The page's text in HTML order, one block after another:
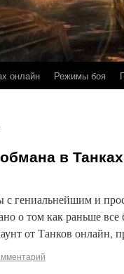
онлайн Режимы боя
в
с гениальнейшим и
о том как раньше
от Танков онлайн,